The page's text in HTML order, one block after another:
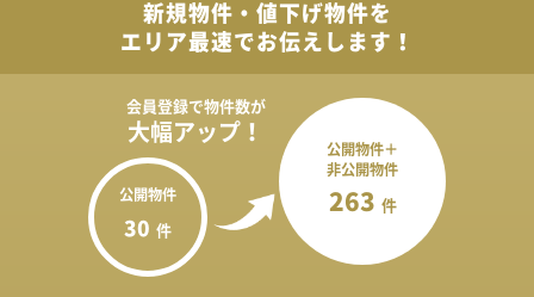
新規物件・値下げ物件を
エリア最速でお伝えします！
会員登録で物件数が
大幅アップ！
公開物件
30 件
公開物件＋
非公開物件
263 件